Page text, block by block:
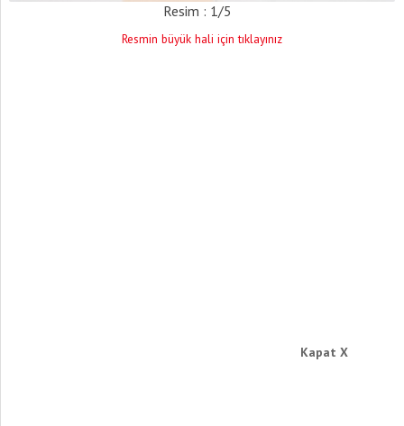
Resim : 1/5
Resmin büyük hali için tıklayınız
Kapat X